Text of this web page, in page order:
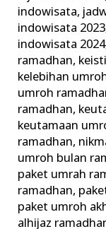
indowisata,
indowisata 2023
indowisata 2024
ramadhan,
kelebihan
umroh
ramadhan,
keutamaan
ramadhan,
umroh bulan
paket umrah
ramadhan,
paket umroh
alhijaz